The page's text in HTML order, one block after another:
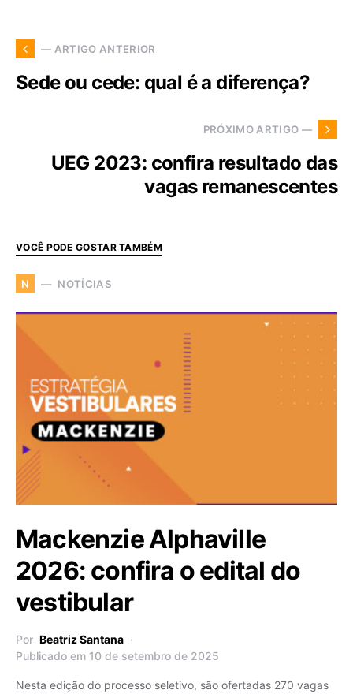
— ARTIGO ANTERIOR
Sede ou cede: qual é a diferença?
PRÓXIMO ARTIGO —
UEG 2023: confira resultado das
vagas remanescentes
VOCÊ PODE GOSTAR TAMBÉM
N NOTÍCIAS
Mackenzie Alphaville
2026: confira o edital do
vestibular
Por Beatriz Santana
Publicado em 10 de setembro de 2025
Nesta edição do processo seletivo, são ofertadas 270 vagas